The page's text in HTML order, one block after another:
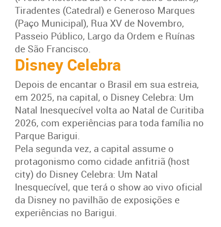
Tiradentes (Catedral) e Generoso Marques
(Paço Municipal), Rua XV de Novembro,
Passeio Público, Largo da Ordem e Ruínas
de São Francisco.
Disney Celebra
Depois de encantar o Brasil em sua estreia,
em 2025, na capital, o Disney Celebra: Um
Natal Inesquecível volta ao Natal de Curitiba
2026, com experiências para toda família no
Parque Barigui.
Pela segunda vez, a capital assume o
protagonismo como cidade anfitriã (host
city) do Disney Celebra: Um Natal
Inesquecível, que terá o show ao vivo oficial
da Disney no pavilhão de exposições e
experiências no Barigui.